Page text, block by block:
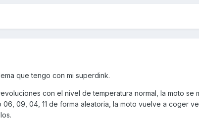
que tengo con mi superdink.
con el nivel de temperatura normal, la moto se
09, 04, 11 de forma aleatoria, la moto vuelve a coger